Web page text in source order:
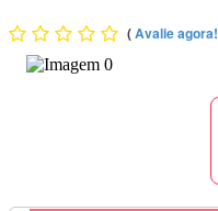
(Avalie agora!